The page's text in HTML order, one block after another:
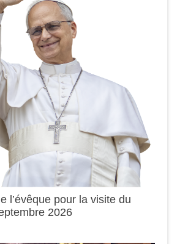
l’évêque pour la visite du
2026